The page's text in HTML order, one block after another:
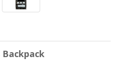
Backpack